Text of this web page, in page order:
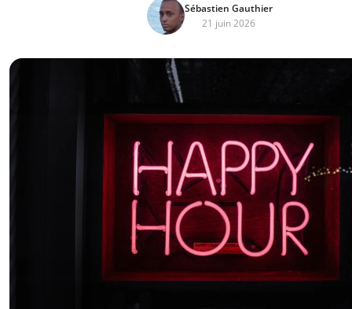
Sébastien Gauthier
21 juin 2026